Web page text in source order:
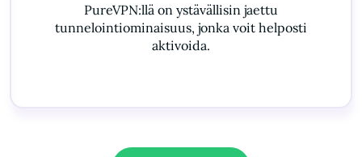
PureVPN:llä on ystävällisin jaettu
tunnelointiominaisuus, jonka voit helposti
aktivoida.